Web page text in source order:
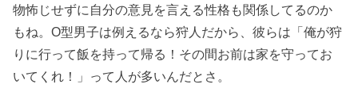
物怖じせずに自分の意見を言える性格も関係してるのか
もね。O型男子は例えるなら狩人だから、彼らは「俺が狩
りに行って飯を持って帰る！その間お前は家を守ってお
いてくれ！」って人が多いんだとさ。